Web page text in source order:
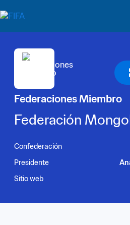
Federaciones Miembro
Federación
Confederación
Presidente
Sitio web